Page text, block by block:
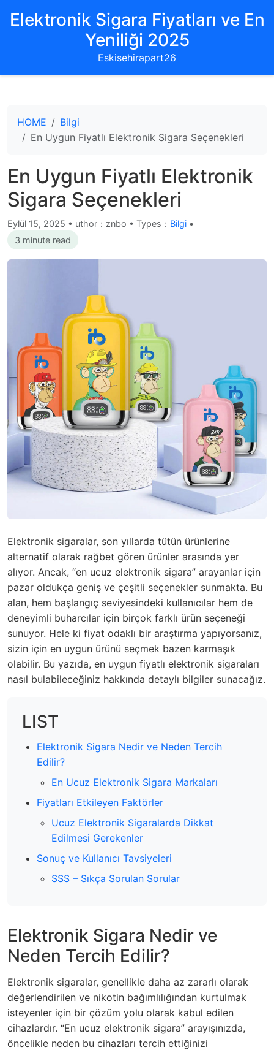
Elektronik Sigara Fiyatları ve En
Yeniliği 2025
Eskisehirapart26
HOME
Bilgi
En Uygun Fiyatlı Elektronik Sigara Seçenekleri
En Uygun Fiyatlı Elektronik
Sigara Seçenekleri
Eylül 15, 2025 • uthor：znbo • Types： Bilgi •
3 minute read
Elektronik sigaralar, son yıllarda tütün ürünlerine
alternatif olarak rağbet gören ürünler arasında yer
alıyor. Ancak, “en ucuz elektronik sigara” arayanlar için
pazar oldukça geniş ve çeşitli seçenekler sunmakta. Bu
alan, hem başlangıç seviyesindeki kullanıcılar hem de
deneyimli buharcılar için birçok farklı ürün seçeneği
sunuyor. Hele ki fiyat odaklı bir araştırma yapıyorsanız,
sizin için en uygun ürünü seçmek bazen karmaşık
olabilir. Bu yazıda, en uygun fiyatlı elektronik sigaraları
nasıl bulabileceğiniz hakkında detaylı bilgiler sunacağız.
LIST
Elektronik Sigara Nedir ve Neden Tercih
Edilir?
En Ucuz Elektronik Sigara Markaları
Fiyatları Etkileyen Faktörler
Ucuz Elektronik Sigaralarda Dikkat
Edilmesi Gerekenler
Sonuç ve Kullanıcı Tavsiyeleri
SSS – Sıkça Sorulan Sorular
Elektronik Sigara Nedir ve
Neden Tercih Edilir?
Elektronik sigaralar, genellikle daha az zararlı olarak
değerlendirilen ve nikotin bağımlılığından kurtulmak
isteyenler için bir çözüm yolu olarak kabul edilen
cihazlardır. “En ucuz elektronik sigara” arayışınızda,
öncelikle neden bu cihazları tercih ettiğinizi